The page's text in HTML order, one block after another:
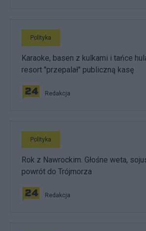
Polityka
Karaoke, basen z kulkami i tańce
resort "przepalał" publiczną kasę
Redakcja
Polityka
Rok z Nawrockim. Głośne weta,
powrót do Trójmorza
Redakcja